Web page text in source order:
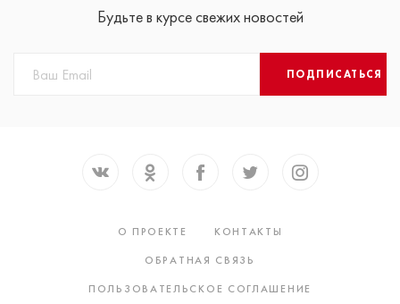
Будьте в курсе свежих новостей
ПОДПИСАТЬСЯ
О ПРОЕКТЕ
КОНТАКТЫ
ОБРАТНАЯ СВЯЗЬ
ПОЛЬЗОВАТЕЛЬСКОЕ СОГЛАШЕНИЕ